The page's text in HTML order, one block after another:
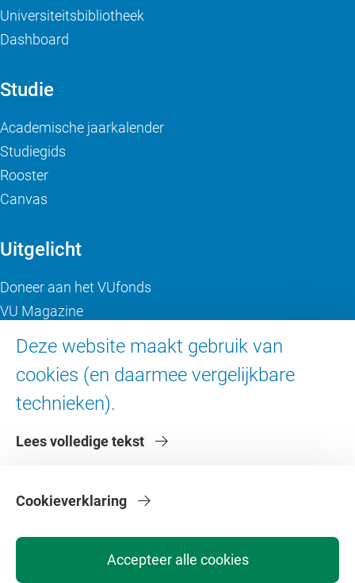
Deze website maakt gebruik van
cookies (en daarmee vergelijkbare
technieken).
Lees volledige tekst
Accepteer alle cookies
Cookieverklaring
Universiteitsbibliotheek
Dashboard
Studie
Academische jaarkalender
Studiegids
Rooster
Canvas
Uitgelicht
Doneer aan het VUfonds
VU Magazine
Over de VU
Contact en route
Faculteiten